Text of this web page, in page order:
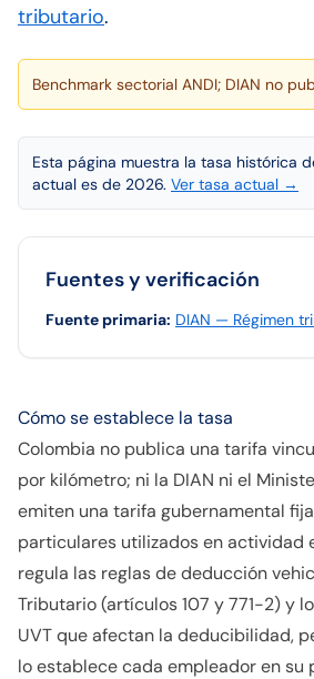
tributario.
Benchmark sectorial ANDI; DIAN no
Esta página muestra la tasa histórica
actual es de 2026. Ver tasa actual →
Fuentes y verificación
Fuente primaria: DIAN — Régimen
Cómo se establece la tasa
Colombia no publica una tarifa
por kilómetro; ni la DIAN ni el
emiten una tarifa gubernamental
particulares utilizados en actividad
regula las reglas de deducción
Tributario (artículos 107 y 771-2) y
UVT que afectan la deducibilidad,
lo establece cada empleador en su